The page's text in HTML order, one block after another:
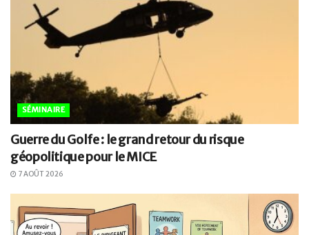
SÉMINAIRE
Guerre du Golfe : le grand retour du risque
géopolitique pour le MICE
7 AOÛT 2026